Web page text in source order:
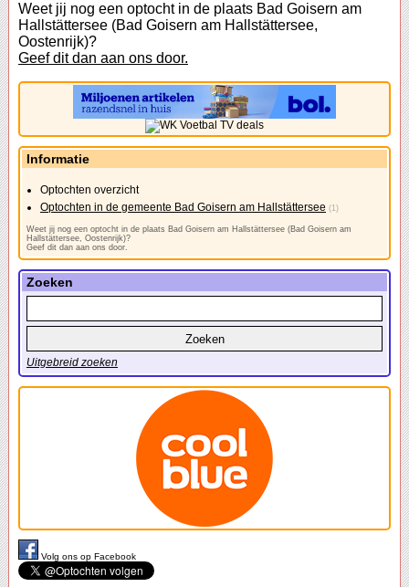
Weet jij nog een optocht in de plaats Bad Goisern am
Hallstättersee (Bad Goisern am Hallstättersee,
Oostenrijk)?
Geef dit dan aan ons door.
Informatie
Optochten overzicht
Optochten in de gemeente Bad Goisern am Hallstättersee (1)
Weet jij nog een optocht in de plaats Bad Goisern am Hallstättersee (Bad Goisern am
Hallstättersee, Oostenrijk)?
Geef dit dan aan ons door.
Zoeken
Uitgebreid zoeken
Volg ons op Facebook